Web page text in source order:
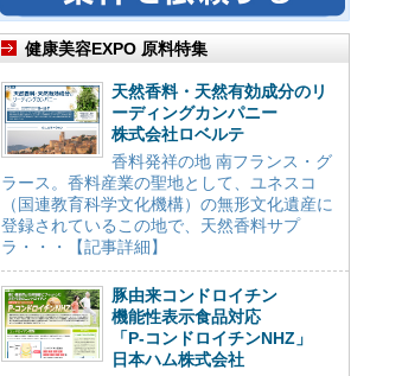
健康美容EXPO 原料特集
天然香料・天然有効成分のリ
ーディングカンパニー
株式会社ロベルテ
香料発祥の地 南フランス・グ
ラース。香料産業の聖地として、ユネスコ
（国連教育科学文化機構）の無形文化遺産に
登録されているこの地で、天然香料サプ
ラ・・・【記事詳細】
豚由来コンドロイチン
機能性表示食品対応
「P-コンドロイチンNHZ」
日本ハム株式会社